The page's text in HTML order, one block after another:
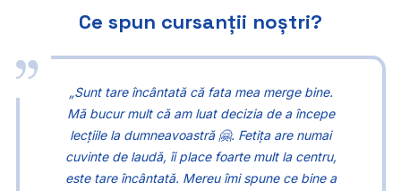
Ce spun cursanții noștri?
„Sunt tare încântată că fata mea merge bine.
Mă bucur mult că am luat decizia de a începe
lecțiile la dumneavoastră 🤗. Fetița are numai
cuvinte de laudă, îi place foarte mult la centru,
este tare încântată. Mereu îmi spune ce bine a